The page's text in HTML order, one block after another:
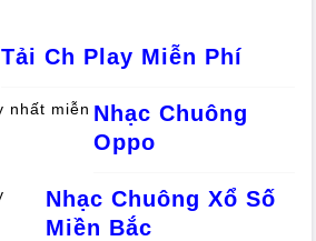
Tải Ch Play Miễn Phí
Nhạc Chuông
Oppo
Nhạc Chuông Xổ Số
Miền Bắc